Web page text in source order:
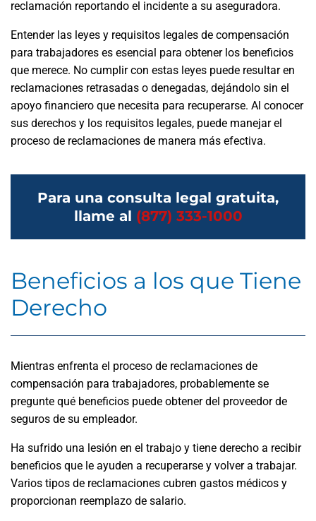
reclamación reportando el incidente a su aseguradora.
Entender las leyes y requisitos legales de compensación
para trabajadores es esencial para obtener los beneficios
que merece. No cumplir con estas leyes puede resultar en
reclamaciones retrasadas o denegadas, dejándolo sin el
apoyo financiero que necesita para recuperarse. Al conocer
sus derechos y los requisitos legales, puede manejar el
proceso de reclamaciones de manera más efectiva.
Para una consulta legal gratuita,
llame al (877) 333-1000
Beneficios a los que Tiene
Derecho
Mientras enfrenta el proceso de reclamaciones de
compensación para trabajadores, probablemente se
pregunte qué beneficios puede obtener del proveedor de
seguros de su empleador.
Ha sufrido una lesión en el trabajo y tiene derecho a recibir
beneficios que le ayuden a recuperarse y volver a trabajar.
Varios tipos de reclamaciones cubren gastos médicos y
proporcionan reemplazo de salario.